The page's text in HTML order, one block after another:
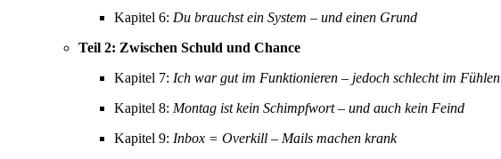
Kapitel 6: Du brauchst ein System – und einen Grund
Teil 2: Zwischen Schuld und Chance
Kapitel 7: Ich war gut im Funktionieren – jedoch schlecht im Fühlen
Kapitel 8: Montag ist kein Schimpfwort – und auch kein Feind
Kapitel 9: Inbox = Overkill – Mails machen krank